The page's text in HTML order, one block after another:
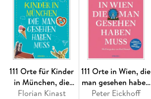
111 Orte für Kinder
in München, die
man gesehen haben
Florian Kinast
111 Orte in Wien, die
man gesehen haben
muss
Peter Eickhoff